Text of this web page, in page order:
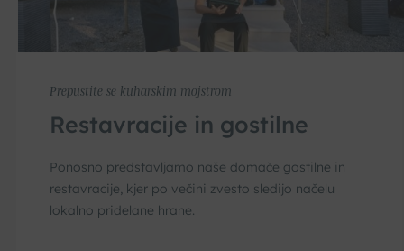
Prepustite se kuharskim mojstrom
Restavracije in gostilne
Ponosno predstavljamo naše domače gostilne in
restavracije, kjer po večini zvesto sledijo načelu
lokalno pridelane hrane.